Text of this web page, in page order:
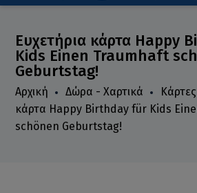
Ευχετήρια κάρτα Happy
Kids Einen Traumhaft
Geburtstag!
Αρχική Δώρα - Χαρτικά Κάρτες
κάρτα Happy Birthday für Kids
schönen Geburtstag!